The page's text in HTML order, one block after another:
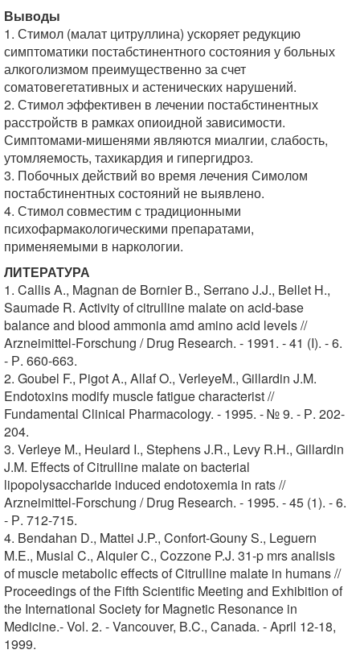
Выводы
1. Стимол (малат цитруллина) ускоряет редукцию
симптоматики постабстинентного состояния у больных
алкоголизмом преимущественно за счет
соматовегетативных и астенических нарушений.
2. Стимол эффективен в лечении постабстинентных
расстройств в рамках опиоидной зависимости.
Симптомами-мишенями являются миалгии, слабость,
утомляемость, тахикардия и гипергидроз.
3. Побочных действий во время лечения Симолом
постабстинентных состояний не выявлено.
4. Стимол совместим с традиционными
психофармакологическими препаратами,
применяемыми в наркологии.
ЛИТЕРАТУРА
1. Callis A., Magnan de Bornier В., Serrano J.J., Bellet H.,
Saumade R. Activity of citrulline malate on acid-base
balance and blood ammonia amd amino acid levels //
Arzneimittel-Forschung / Drug Research. - 1991. - 41 (I). - 6.
- Р. 660-663.
2. Goubel F., Pigot A., Allaf O., VerleyeM., Gillardin J.M.
Endotoxins modify muscle fatigue characterist //
Fundamental Clinical Pharmacology. - 1995. - № 9. - Р. 202-
204.
3. Verleye M., Heulard I., Stephens J.R., Levy R.H., Gillardin
J.M. Effects of Citrulline malate on bacterial
lipopolysaccharide induced endotoxemia in rats //
Arzneimittel-Forschung / Drug Research. - 1995. - 45 (1). - 6.
- Р. 712-715.
4. Bendahan D., Mattei J.P., Confort-Gouny S., Leguern
M.E., Musial C., Alquier C., Cozzone P.J. 31-p mrs analisis
of muscle metabolic effects of Citrulline malate in humans //
Proceedings of the Fifth Scientific Meeting and Exhibition of
the International Society for Magnetic Resonance in
Medicine.- Vol. 2. - Vancouver, B.C., Canada. - April 12-18,
1999.